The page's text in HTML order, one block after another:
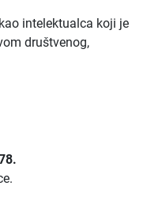
intelektualca koji je
društvenog,